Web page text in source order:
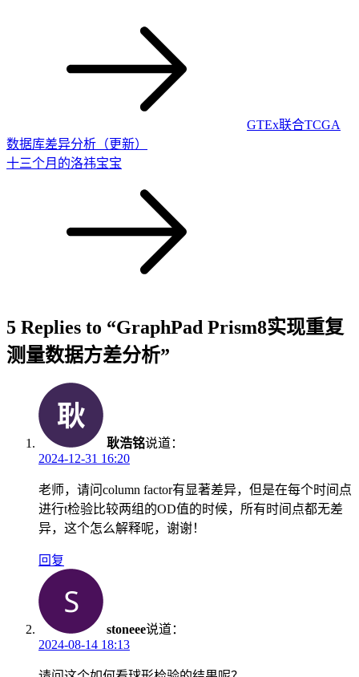
GTEx联合TCGA
数据库差异分析（更新）
十三个月的洛祎宝宝
5 Replies to “GraphPad Prism8实现重复
测量数据方差分析”
耿浩铭说道：
2024-12-31 16:20
老师，请问column factor有显著差异，但是在每个时间点
进行t检验比较两组的OD值的时候，所有时间点都无差
异，这个怎么解释呢，谢谢！
回复
stoneee说道：
2024-08-14 18:13